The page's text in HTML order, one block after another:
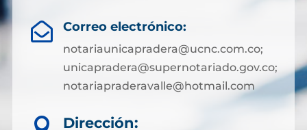
 Correo electrónico:
notariaunicapradera@ucnc.com.co;
unicapradera@supernotariado.gov.co;
notariapraderavalle@hotmail.com
Dirección: